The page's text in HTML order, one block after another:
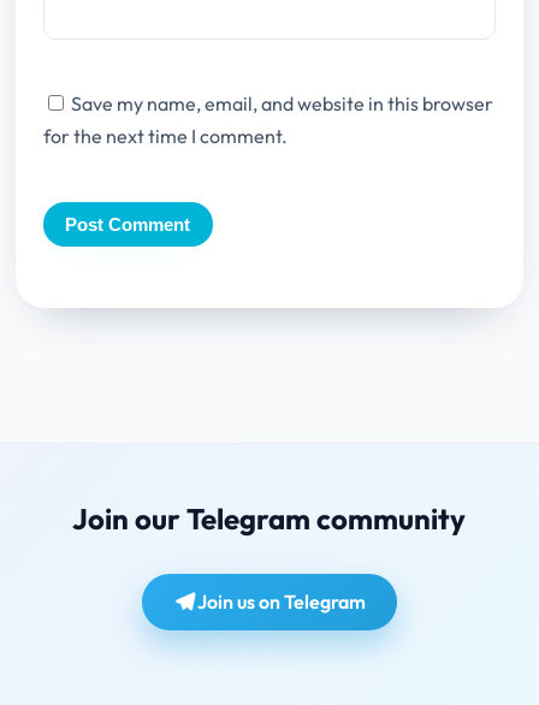
Save my name, email, and website in this browser
for the next time I comment.
Join our Telegram community
Join us on Telegram